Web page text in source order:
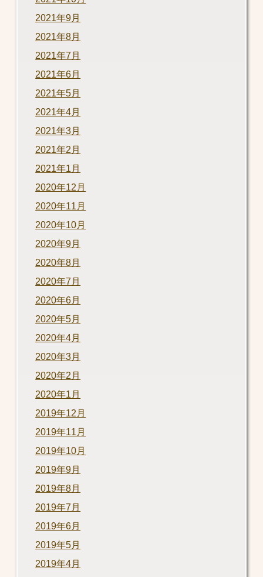
2021年9月
2021年8月
2021年7月
2021年6月
2021年5月
2021年4月
2021年3月
2021年2月
2021年1月
2020年12月
2020年11月
2020年10月
2020年9月
2020年8月
2020年7月
2020年6月
2020年5月
2020年4月
2020年3月
2020年2月
2020年1月
2019年12月
2019年11月
2019年10月
2019年9月
2019年8月
2019年7月
2019年6月
2019年5月
2019年4月